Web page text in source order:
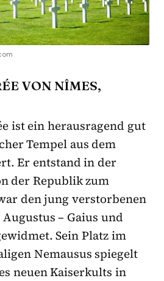
VON NÎMES,
ist ein herausragend gut
Tempel aus dem
Er entstand in der
der Republik zum
den jung verstorbenen
– Gaius und
Sein Platz im
Nemausus spiegelt
neuen Kaiserkults in